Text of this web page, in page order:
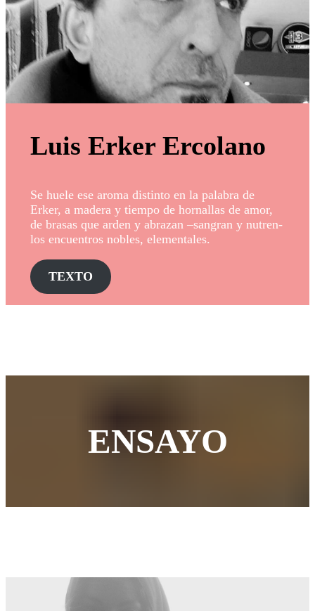
Luis Erker Ercolano
Se huele ese aroma distinto en la palabra de
Erker, a madera y tiempo de hornallas de amor,
de brasas que arden y abrazan –sangran y nutren-
los encuentros nobles, elementales.
TEXTO
ENSAYO